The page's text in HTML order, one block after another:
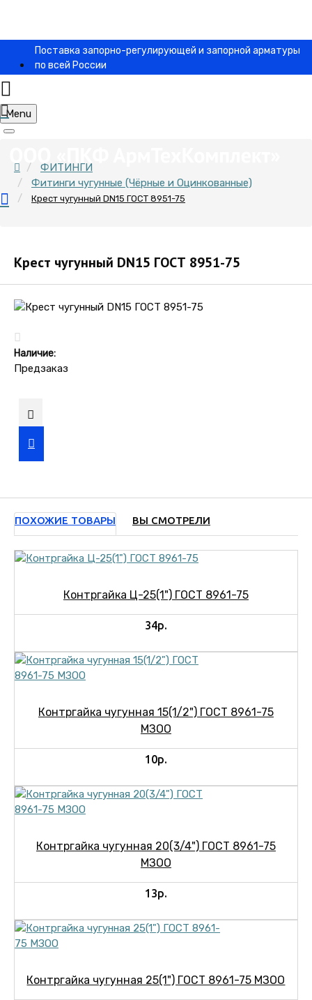
Поставка запорно-регулирующей и запорной арматуры
по всей России
Menu
ФИТИНГИ
Фитинги чугунные (Чёрные и Оцинкованные)
Крест чугунный DN15 ГОСТ 8951-75
Крест чугунный DN15 ГОСТ 8951-75
Наличие:
Предзаказ
ПОХОЖИЕ ТОВАРЫ ВЫ СМОТРЕЛИ
Контргайка Ц-25(1") ГОСТ 8961-75
34р.
Контргайка чугунная 15(1/2") ГОСТ 8961-75
МЗОО
10р.
Контргайка чугунная 20(3/4") ГОСТ 8961-75
МЗОО
13р.
Контргайка чугунная 25(1") ГОСТ 8961-75 МЗОО